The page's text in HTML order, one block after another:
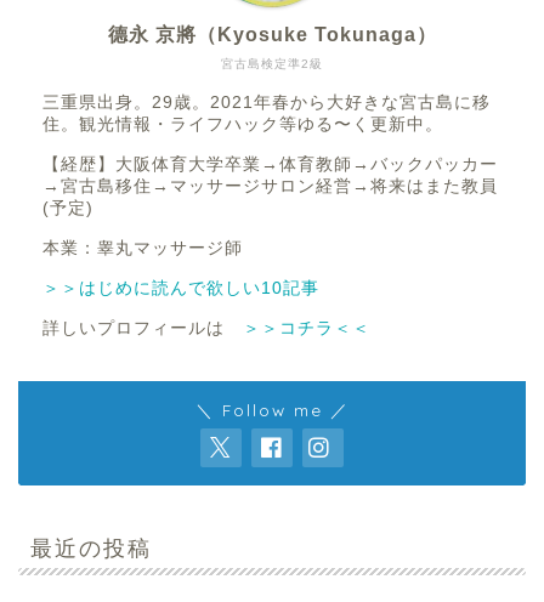
宮古島検定準2級
德永 京將（Kyosuke Tokunaga）
三重県出身。29歳。2021年春から大好きな宮古島に移
住。観光情報・ライフハック等ゆる〜く更新中。
【経歴】大阪体育大学卒業→体育教師→バックパッカー
→宮古島移住→マッサージサロン経営→将来はまた教員
(予定)
本業：睾丸マッサージ師
＞＞はじめに読んで欲しい10記事
詳しいプロフィールは ＞＞コチラ＜＜
＼ Follow me ／
最近の投稿